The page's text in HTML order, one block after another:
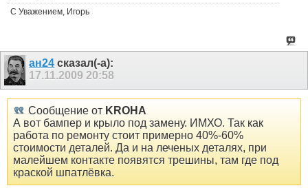
С Уважением, Игорь
ан24 сказал(-а):
17.11.200920:58
Сообщение от KROHA
А вот бампер и крыло под замену. ИМХО. Так как
работа по ремонту стоит примерно 40%-60%
стоимости деталей. Да и на леченых деталях, при
малейшем контакте появятся трешины, там где под
краской шпатлёвка.